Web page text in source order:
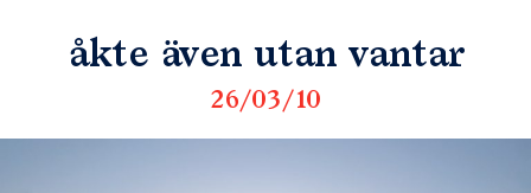
åkte även utan vantar
26/03/10